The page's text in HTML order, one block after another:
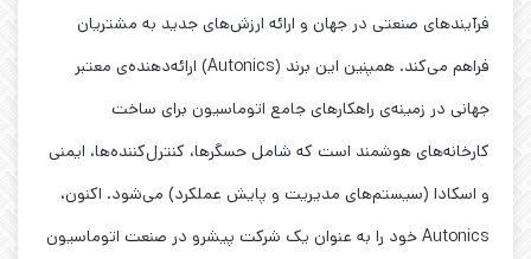
فرآیندهای صنعتی در جهان و ارائه ارزش‌های جدید به مشتریان
فراهم می‌کند. همپنین این برند (Autonics) ارائه‌دهنده‌ی معتبر
جهانی در زمینه‌ی راهکارهای جامع اتوماسیون برای ساخت
کارخانه‌های هوشمند است که شامل حسگرها، کنترل‌کننده‌ها، ایمنی
و اسکادا (سیستم‌های مدیریت و پایش عملکرد) می‌شود. اکنون،
Autonics خود را به عنوان یک شرکت پیشرو در صنعت اتوماسیون